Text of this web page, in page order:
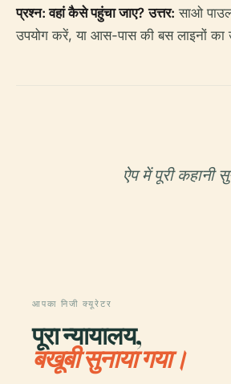
प्रश्न: वहां कैसे पहुंचा जाए? उत्तर: साओ
उपयोग करें, या आस-पास की बस लाइनों का
ऐप में पूरी कहानी
आपका निजी क्यूरेटर
पूरा न्यायालय,
बखूबी सुनाया गया।